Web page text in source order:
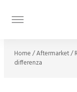
Home/Aftermarket/
differenza